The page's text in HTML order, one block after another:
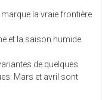
marque la vraie frontière
et la saison humide.
de quelques
Mars et avril sont